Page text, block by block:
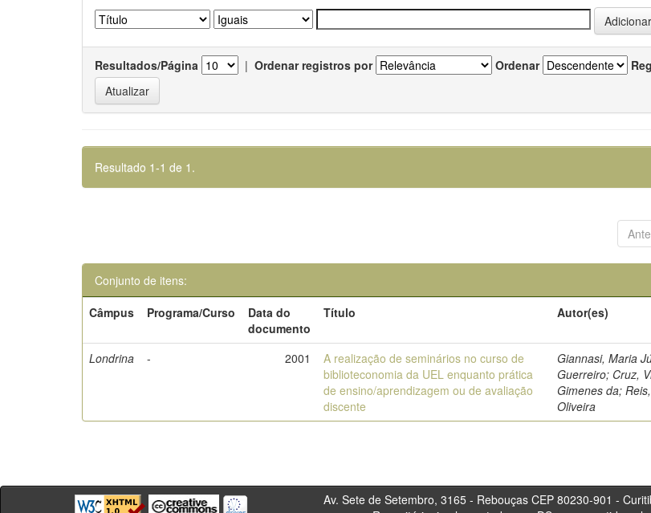
Resultados/Página | Ordenar registros por Ordenar
Resultado 1-1 de 1.
Conjunto de itens:
Câmpus
Programa/Curso
Data do
documento
Título Autor(es)
Londrina - 2001
A realização de seminários no curso de
biblioteconomia da UEL enquanto prática
de ensino/aprendizagem ou de avaliação
discente
Giannasi, Maria
Guerreiro; Cruz,
Gimenes da;
Oliveira
Av. Sete de Setembro, 3165 - Rebouças CEP 80230-